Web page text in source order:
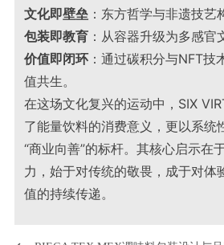
文化即壁垒 ：东方哲学与非遗技艺
包装即教育 ：从容器升级为多感官
价值即闭环 ：通过碳积分与NFT技
值共生。
在这场文化复兴的运动中，SIX
了能量饮料的消费意义，更以系统
“商业向善”的标杆。其核心启示在
力，始于对传统的敬畏，成于对体
值的持续传递。